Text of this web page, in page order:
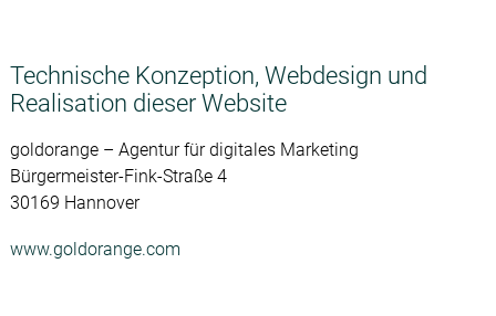
Technische Konzeption, Webdesign und
Realisation dieser Website
goldorange – Agentur für digitales Marketing
Bürgermeister-Fink-Straße 4
30169 Hannover
www.goldorange.com